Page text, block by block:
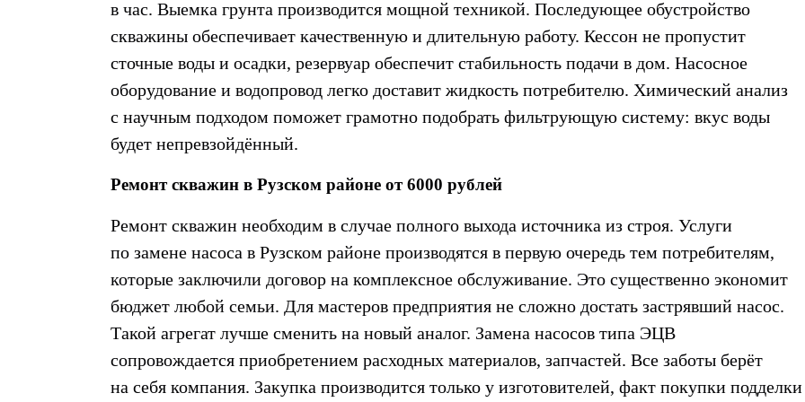
в час. Выемка грунта производится мощной техникой. Последующее обустройство
скважины обеспечивает качественную и длительную работу. Кессон не пропустит
сточные воды и осадки, резервуар обеспечит стабильность подачи в дом. Насосное
оборудование и водопровод легко доставит жидкость потребителю. Химический анализ
с научным подходом поможет грамотно подобрать фильтрующую систему: вкус воды
будет непревзойдённый.
Ремонт скважин в Рузском районе от 6000 рублей
Ремонт скважин необходим в случае полного выхода источника из строя. Услуги
по замене насоса в Рузском районепроизводятся в первую очередь тем потребителям,
которые заключили договор на комплексное обслуживание. Это существенно экономит
бюджет любой семьи. Для мастеров предприятия не сложно достать застрявший насос.
Такой агрегат лучше сменить на новый аналог. Замена насосов типа ЭЦВ
сопровождается приобретением расходных материалов, запчастей. Все заботы берёт
на себя компания. Закупка производится только у изготовителей, факт покупки подделки